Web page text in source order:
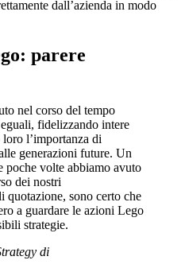
dall’azienda in modo
parere
nel corso del tempo
fidelizzando intere
l’importanza di
generazioni future. Un
poche volte abbiamo avuto
dei nostri
quotazione, sono certo che
a guardare le azioni Lego
strategie.
di